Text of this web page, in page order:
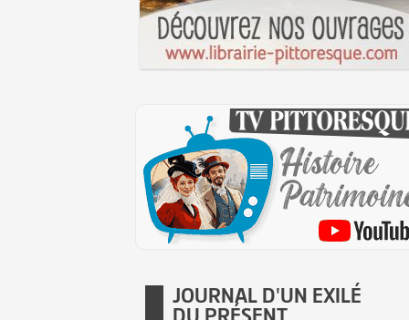
JOURNAL D'UN EXILÉ